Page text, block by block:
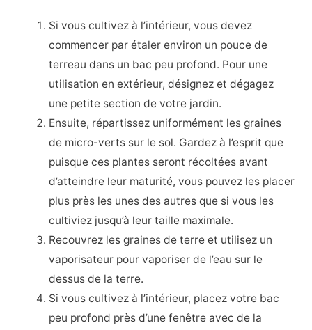
Si vous cultivez à l’intérieur, vous devez
commencer par étaler environ un pouce de
terreau dans un bac peu profond. Pour une
utilisation en extérieur, désignez et dégagez
une petite section de votre jardin.
Ensuite, répartissez uniformément les graines
de micro-verts sur le sol. Gardez à l’esprit que
puisque ces plantes seront récoltées avant
d’atteindre leur maturité, vous pouvez les placer
plus près les unes des autres que si vous les
cultiviez jusqu’à leur taille maximale.
Recouvrez les graines de terre et utilisez un
vaporisateur pour vaporiser de l’eau sur le
dessus de la terre.
Si vous cultivez à l’intérieur, placez votre bac
peu profond près d’une fenêtre avec de la